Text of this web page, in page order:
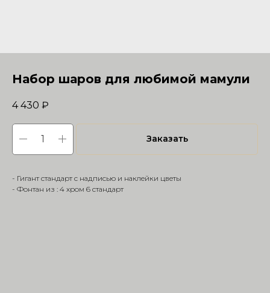
Набор шаров для любимой мамули
4 430 ₽
Заказать
- Гигант стандарт с надписью и наклейки цветы
- Фонтан из : 4 хром 6 стандарт